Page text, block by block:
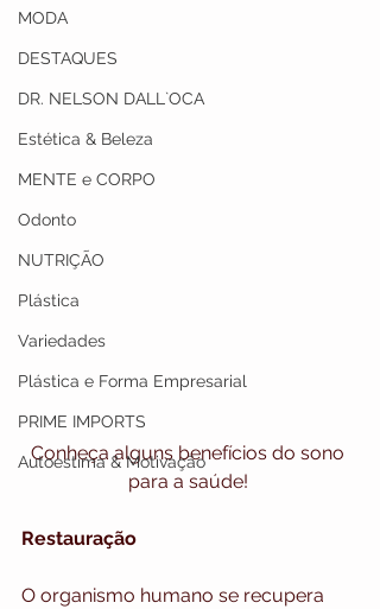
MODA
DESTAQUES
DR. NELSON DALL`OCA
Estética & Beleza
MENTE e CORPO
Odonto
NUTRIÇÃO
Plástica
Variedades
Plástica e Forma Empresarial
PRIME IMPORTS
Autoestima & Motivação
Conheça alguns benefícios do sono
para a saúde!
Restauração
O organismo humano se recupera